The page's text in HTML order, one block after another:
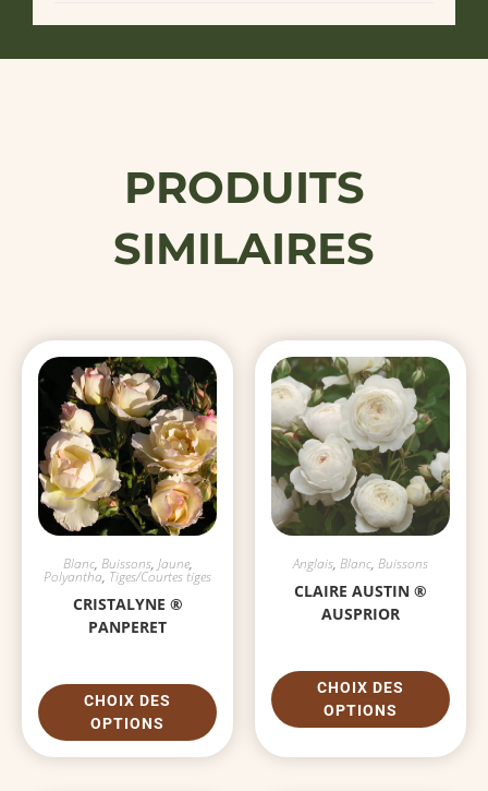
PRODUITS
SIMILAIRES
Blanc, Buissons, Jaune,
Polyantha, Tiges/Courtes tiges
CRISTALYNE ®
PANPERET
CHOIX DES
OPTIONS
Anglais, Blanc, Buissons
CLAIRE AUSTIN ®
AUSPRIOR
CHOIX DES
OPTIONS